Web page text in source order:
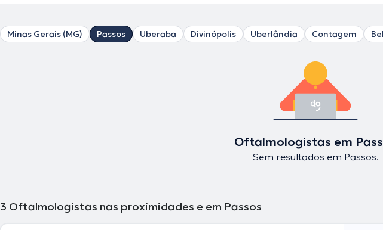
Minas Gerais (MG) Passos Uberaba Divinópolis Uberlândia Contagem
Oftalmologistas em
Sem resultados em Passos.
3 Oftalmologistas nas proximidades e em Passos